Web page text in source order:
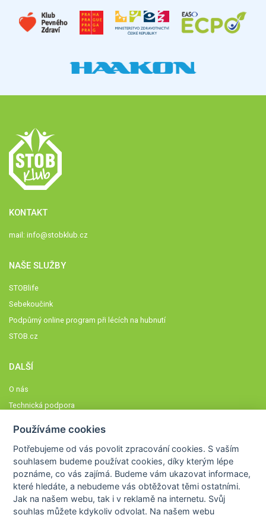
KONTAKT
mail: info@stobklub.cz
NAŠE SLUŽBY
STOBlife
Sebekoučink
Podpůrný online program při lécích na hubnutí
STOB.cz
DALŠÍ
O nás
Technická podpora
Členové STOBklubu
Zásady nakládání s osobními údaji
Otestujte se
Spočítejte si
Používáme cookies
Potřebujeme od vás povolit zpracování cookies. S vaším
souhlasem budeme používat cookies, díky kterým lépe
poznáme,co vás zajímá. Budeme vám ukazovat informace,
které hledáte, a nebudeme vás obtěžovat těmi ostatními.
Jak na našem webu, tak i v reklamě na internetu. Svůj
souhlas můžete kdykoliv odvolat. Na našem webu